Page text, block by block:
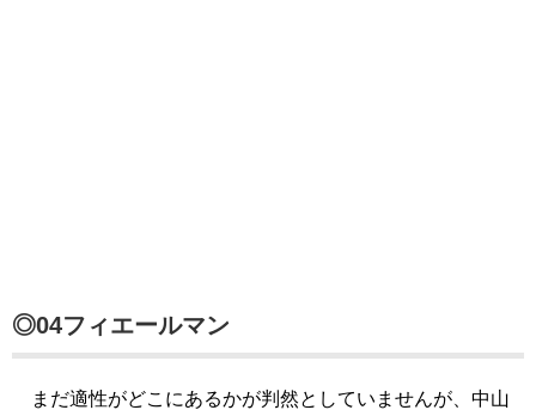
◎04フィエールマン
まだ適性がどこにあるかが判然としていませんが、中山